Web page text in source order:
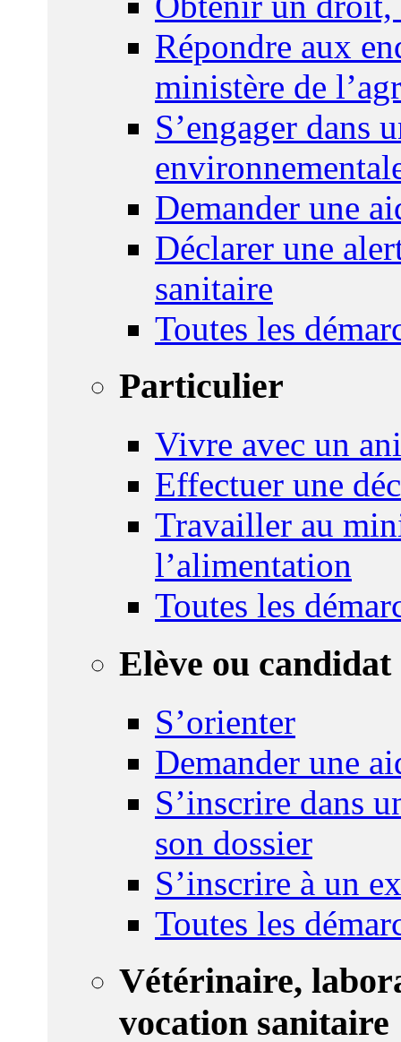
Répondre aux
ministère de
S’engager dans
Demander une
Déclarer une
sanitaire
Toutes les
Particulier
Vivre avec un
Effectuer une
Travailler au
l’alimentation
Toutes les
Elève ou candidat
S’orienter
Demander une
S’inscrire dans
son dossier
S’inscrire à un
Toutes les
Vétérinaire,
vocation sanitaire